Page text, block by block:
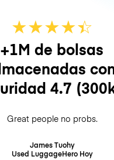
★★★★☆
★
+1M de bolsas
4.7
Great people no probs.
James Tuohy
Used LuggageHero Hoy